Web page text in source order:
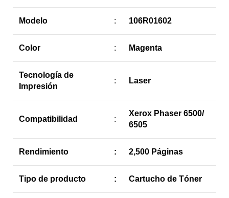
Modelo : 106R01602
Color : Magenta
Tecnología de
Impresión
: Laser
Compatibilidad :
Xerox Phaser 6500/
6505
Rendimiento : 2,500 Páginas
Tipo de producto : Cartucho de Tóner